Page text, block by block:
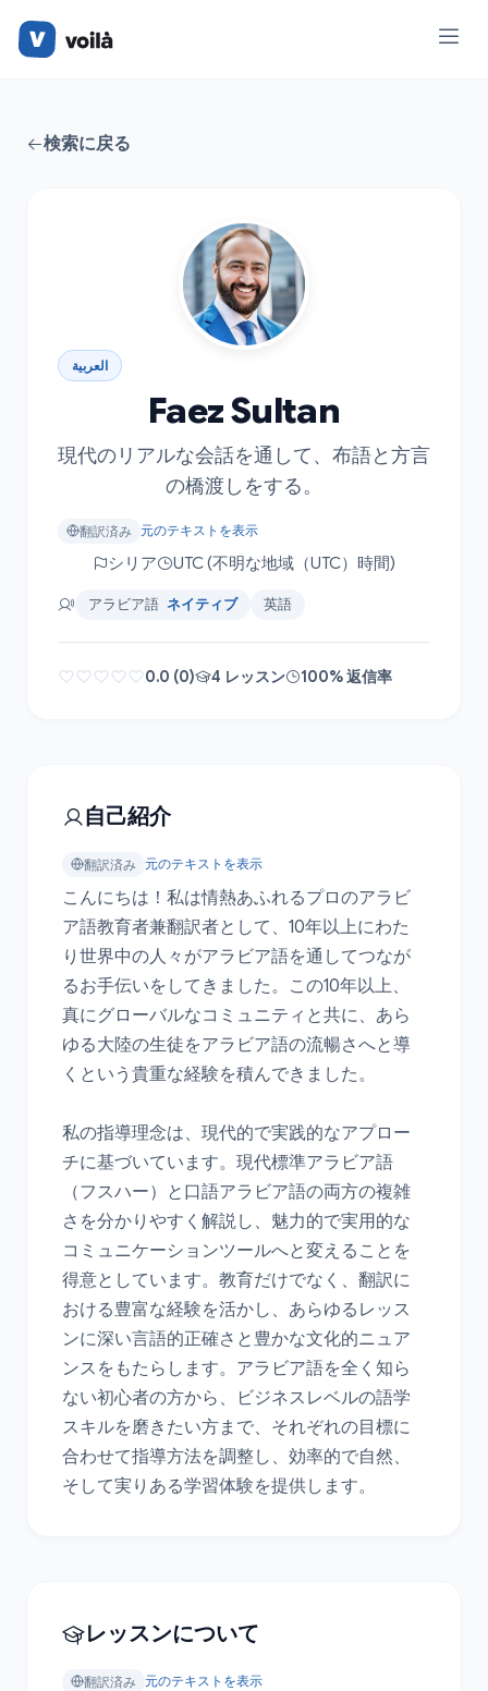
検索に戻る
العربية
Faez Sultan
現代のリアルな会話を通して、布語と方言
の橋渡しをする。
翻訳済み 元のテキストを表示
シリア UTC (不明な地域（UTC）時間)
アラビア語 ネイティブ 英語
0.0 (0) 4 レッスン 100% 返信率
自己紹介
翻訳済み 元のテキストを表示
こんにちは！私は情熱あふれるプロのアラビ
ア語教育者兼翻訳者として、10年以上にわた
り世界中の人々がアラビア語を通してつなが
るお手伝いをしてきました。この10年以上、
真にグローバルなコミュニティと共に、あら
ゆる大陸の生徒をアラビア語の流暢さへと導
くという貴重な経験を積んできました。
私の指導理念は、現代的で実践的なアプロー
チに基づいています。現代標準アラビア語
（フスハー）と口語アラビア語の両方の複雑
さを分かりやすく解説し、魅力的で実用的な
コミュニケーションツールへと変えることを
得意としています。教育だけでなく、翻訳に
おける豊富な経験を活かし、あらゆるレッス
ンに深い言語的正確さと豊かな文化的ニュア
ンスをもたらします。アラビア語を全く知ら
ない初心者の方から、ビジネスレベルの語学
スキルを磨きたい方まで、それぞれの目標に
合わせて指導方法を調整し、効率的で自然、
そして実りある学習体験を提供します。
レッスンについて
翻訳済み 元のテキストを表示